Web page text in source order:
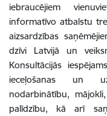
iebraucējiem
informatīvo atbalstu
aizsardzības
dzīvi Latvijā un
Konsultācijās
ieceļošanas un
nodarbinātību,
palīdzību, kā arī